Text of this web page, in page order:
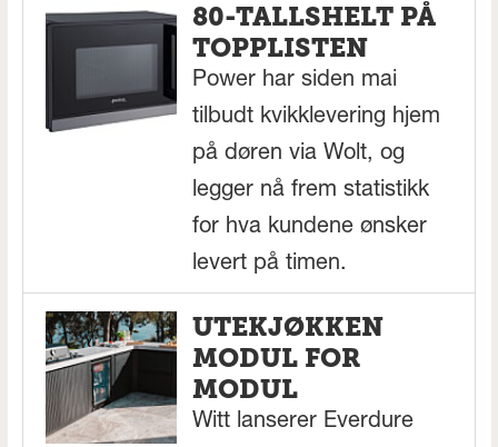
80-TALLSHELT PÅ
TOPPLISTEN
Power har siden mai
tilbudt kvikklevering hjem
på døren via Wolt, og
legger nå frem statistikk
for hva kundene ønsker
levert på timen.
UTEKJØKKEN
MODUL FOR
MODUL
Witt lanserer Everdure